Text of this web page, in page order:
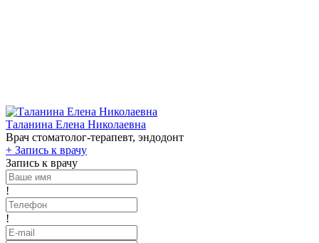
Таланина Елена Николаевна
Врач стоматолог-терапевт, эндодонт
+ Запись к врачу
Запись к врачу
!
!